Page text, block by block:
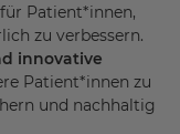
Patient*innen,
zu verbessern.
innovative
Patient*innen zu
und nachhaltig